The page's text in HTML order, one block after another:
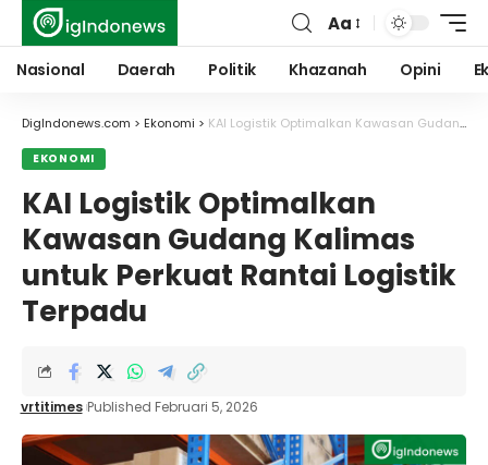
Font
Resizer
Aa
Nasional Daerah Politik Khazanah Opini
DigIndonews.com > Ekonomi > KAI Logistik Optimalkan Kawasan Gudang Kalimas untuk Perkuat Rantai Logistik Terpadu
EKONOMI
KAI Logistik Optimalkan
Kawasan Gudang Kalimas
untuk Perkuat Rantai Logistik
Terpadu
vrtitimes Published Februari 5, 2026